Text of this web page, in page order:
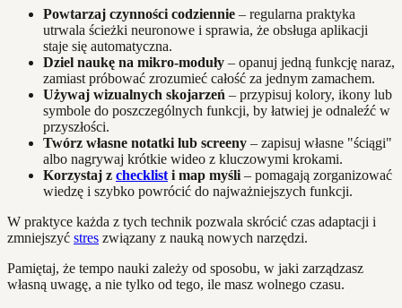
Powtarzaj czynności codziennie – regularna praktyka
utrwala ścieżki neuronowe i sprawia, że obsługa aplikacji
staje się automatyczna.
Dziel naukę na mikro-moduły – opanuj jedną funkcję naraz,
zamiast próbować zrozumieć całość za jednym zamachem.
Używaj wizualnych skojarzeń – przypisuj kolory, ikony lub
symbole do poszczególnych funkcji, by łatwiej je odnaleźć w
przyszłości.
Twórz własne notatki lub screeny – zapisuj własne "ściągi"
albo nagrywaj krótkie wideo z kluczowymi krokami.
Korzystaj z checklist i map myśli – pomagają zorganizować
wiedzę i szybko powrócić do najważniejszych funkcji.
W praktyce każda z tych technik pozwala skrócić czas adaptacji i
zmniejszyć stres związany z nauką nowych narzędzi.
Pamiętaj, że tempo nauki zależy od sposobu, w jaki zarządzasz
własną uwagę, a nie tylko od tego, ile masz wolnego czasu.